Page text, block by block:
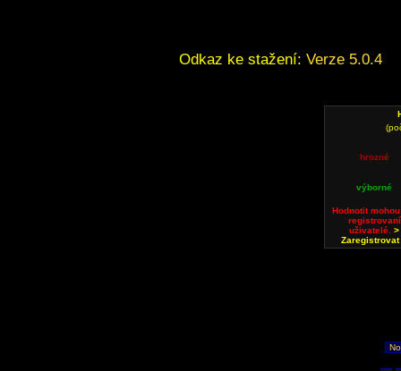
Odkaz ke stažení: Verze 5.0.4
hrozné
výborné
Hodnotit
registrovaní
uživatelé.>
Zaregistrovat